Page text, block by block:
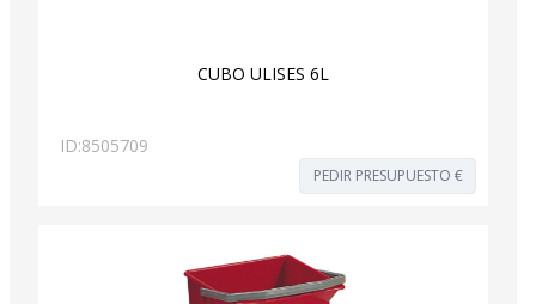
CUBO ULISES 6L
ID:8505709
PEDIR PRESUPUESTO €